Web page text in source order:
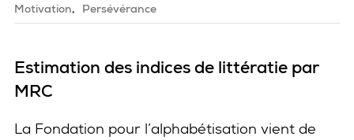
Motivation
Persévérance
Estimation des indices de littératie par
MRC
La Fondation pour l’alphabétisation vient de